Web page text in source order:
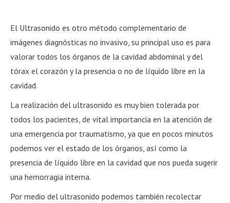
El Ultrasonido es otro método complementario de
imágenes diagnósticas no invasivo, su principal uso es para
valorar todos los órganos de la cavidad abdominal y del
tórax el corazón y la presencia o no de líquido libre en la
cavidad.
La realización del ultrasonido es muy bien tolerada por
todos los pacientes, de vital importancia en la atención de
una emergencia por traumatismo, ya que en pocos minutos
podemos ver el estado de los órganos, así como la
presencia de líquido libre en la cavidad que nos pueda sugerir
una hemorragia interna.
Por medio del ultrasonido podemos también recolectar